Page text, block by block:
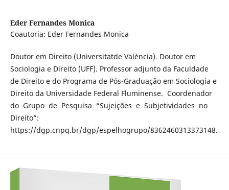
Eder Fernandes Monica
Coautoria: Eder Fernandes Monica
Doutor em Direito (Universitatde València). Doutor em
Sociologia e Direito (UFF). Professor adjunto da Faculdade
de Direito e do Programa de Pós-Graduação em Sociologia e
Direito da Universidade Federal Fluminense. Coordenador
do Grupo de Pesquisa “Sujeições e Subjetividades no
Direito”:
https://dgp.cnpq.br/dgp/espelhogrupo/8362460313373148.